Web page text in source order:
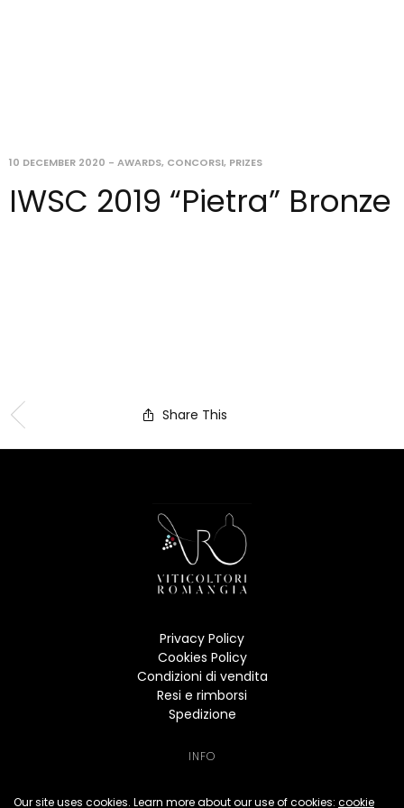
10 DECEMBER 2020 - AWARDS, CONCORSI, PRIZES
IWSC 2019 “Pietra” Bronze
Share This
Privacy Policy
Cookies Policy
Condizioni di vendita
Resi e rimborsi
Spedizione
INFO
Per informazioni:
Our site uses cookies. Learn more about our use of cookies: cookie